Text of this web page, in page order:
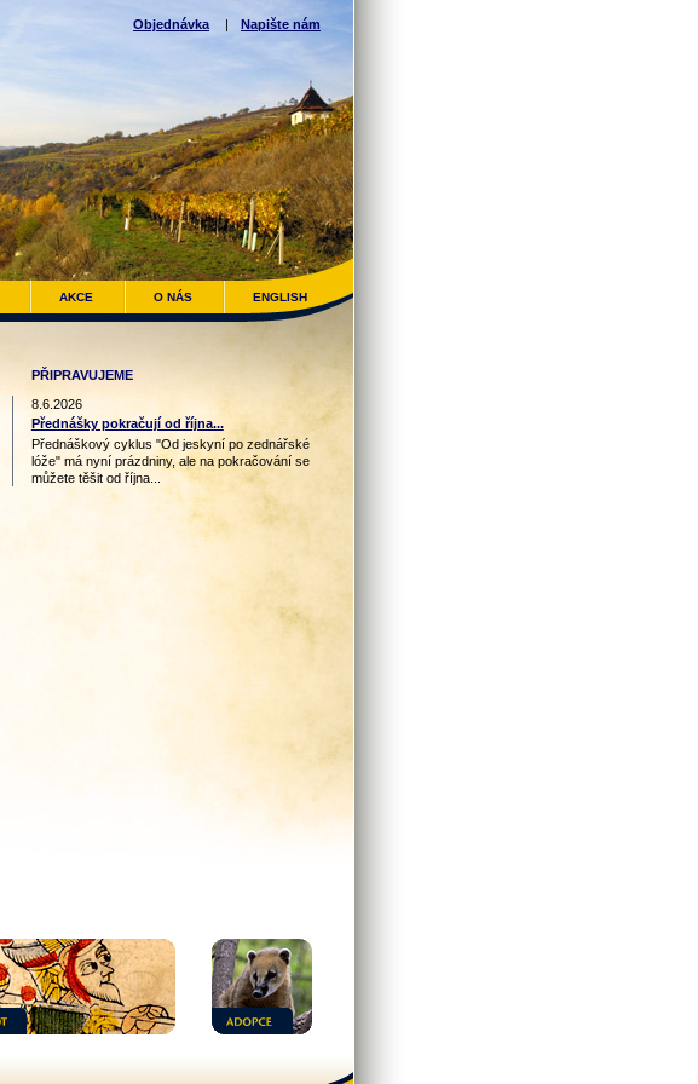
Objednávka | Napište nám
AKCE O NÁS ENGLISH
PŘIPRAVUJEME
8.6.2026
Přednášky pokračují od října...
Přednáškový cyklus "Od jeskyní po zednářské
lóže" má nyní prázdniny, ale na pokračování se
můžete těšit od října...